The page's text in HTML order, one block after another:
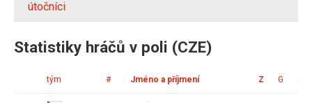
útočníci
Statistiky hráčů v poli (CZE)
tým # Jméno a příjmení Z G A